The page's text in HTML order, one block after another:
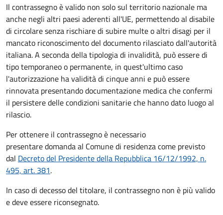
Il contrassegno è valido non solo sul territorio nazionale ma
anche negli altri paesi aderenti all'UE, permettendo al disabile
di circolare senza rischiare di subire multe o altri disagi per il
mancato riconoscimento del documento rilasciato dall'autorità
italiana. A seconda della tipologia di invalidità, può essere di
tipo temporaneo o permanente, in quest'ultimo caso
l'autorizzazione ha validità di cinque anni e può essere
rinnovata presentando documentazione medica che confermi
il persistere delle condizioni sanitarie che hanno dato luogo al
rilascio.
Per ottenere il contrassegno è necessario
presentare domanda al Comune di residenza come previsto
dal Decreto del Presidente della Repubblica 16/12/1992, n.
495, art. 381.
In caso di decesso del titolare, il contrassegno non è più valido
e deve essere riconsegnato.